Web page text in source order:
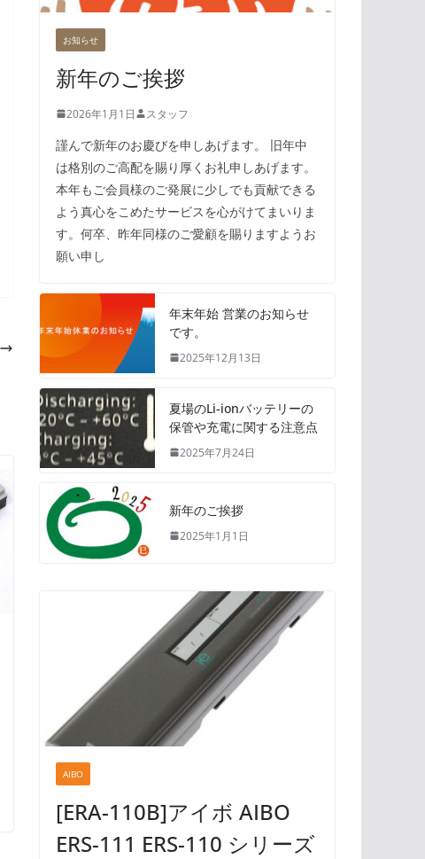
お知らせ
新年のご挨拶
2026年1月1日 スタッフ
謹んで新年のお慶びを申しあげます。 旧年中
は格別のご高配を賜り厚くお礼申しあげます。
本年もご会員様のご発展に少しでも貢献できる
よう真心をこめたサービスを心がけてまいりま
す。何卒、昨年同様のご愛顧を賜りますようお
願い申し
年末年始 営業のお知らせ
です。
2025年12月13日
夏場のLi-ionバッテリーの
保管や充電に関する注意点
2025年7月24日
新年のご挨拶
2025年1月1日
AIBO
[ERA-110B]アイボ AIBO
ERS-111 ERS-110 シリーズ